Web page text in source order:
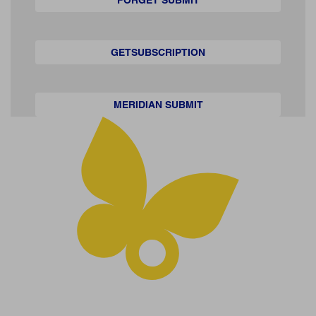
GETSUBSCRIPTION
MERIDIAN SUBMIT